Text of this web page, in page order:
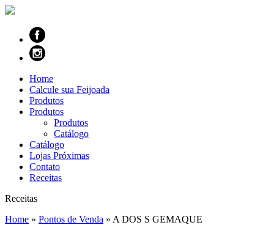
Home
Calcule sua Feijoada
Produtos
Produtos
Produtos
Catálogo
Catálogo
Lojas Próximas
Contato
Receitas
Receitas
Home » Pontos de Venda » A DOS S GEMAQUE